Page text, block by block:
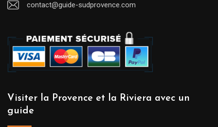
contact@guide-sudprovence.com
Visiter la Provence et la Riviera avec un
guide